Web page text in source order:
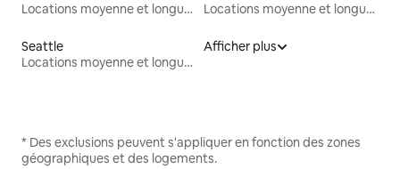
Locations moyenne et longue durée
Locations moyenne et longue durée
Seattle
Locations moyenne et longue durée
Afficher plus
* Des exclusions peuvent s'appliquer en fonction des zones
géographiques et des logements.